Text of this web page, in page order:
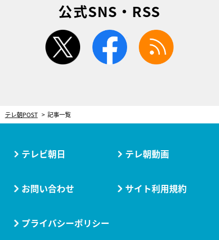
公式SNS・RSS
twitter facebook
テレ朝POST 記事一覧
テレビ朝日 テレ朝動画
お問い合わせ サイト利用規約
プライバシーポリシー